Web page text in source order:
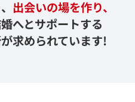
出会いの場を作り、
へとサポートする
求められています!